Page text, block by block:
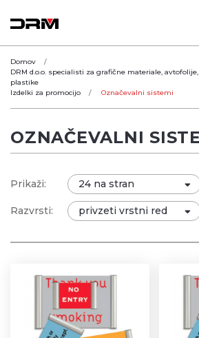
Domov
DRM d.o.o. specialisti za grafične materiale,
plastike
Izdelki za promocijo
Označevalni sistemi
OZNAČEVALNI
Prikaži:
Razvrsti: